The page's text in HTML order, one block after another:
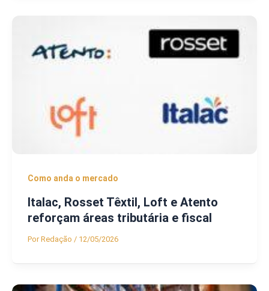
Como anda o mercado
Italac, Rosset Têxtil, Loft e Atento
reforçam áreas tributária e fiscal
PorRedação / 12/05/2026